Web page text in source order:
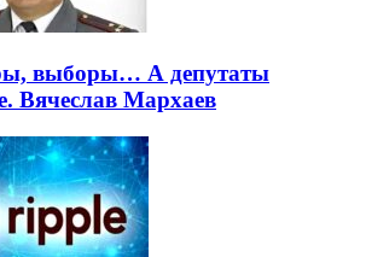
выборы… А депутаты
Вячеслав Мархаев